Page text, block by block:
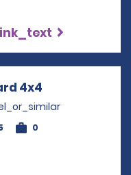
4x4
0